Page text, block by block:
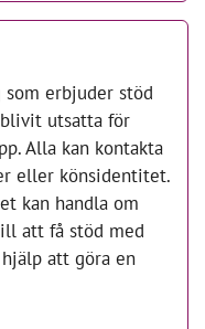
erbjuder stöd
utsatta för
Alla kan kontakta
eller könsidentitet.
kan handla om
att få stöd med
att göra en